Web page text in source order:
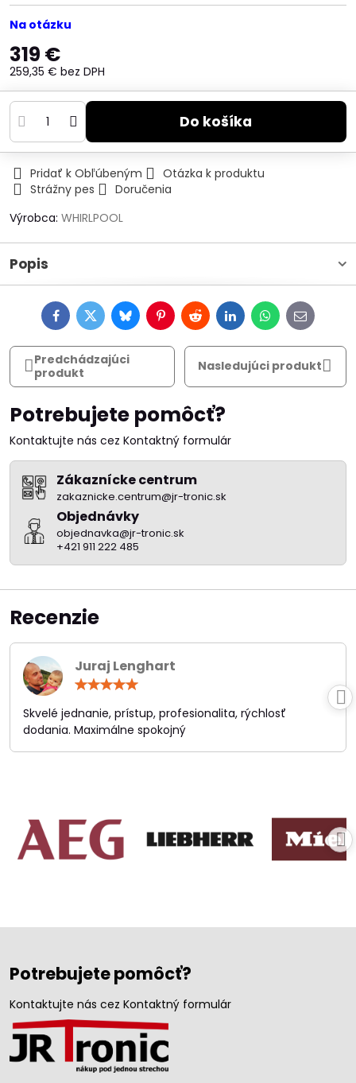
Na otázku
319 €
259,35 € bez DPH
Do košíka
Pridať k Obľúbeným
Otázka k produktu
Strážny pes
Doručenia
Výrobca: WHIRLPOOL
Popis
FacebookTwitterBlueskyPinterestRedditLinkedInWhatsApp
E-
mail
Predchádzajúci
produkt
Nasledujúci produkt
Potrebujete pomôcť?
Kontaktujte nás cez Kontaktný formulár
Zákaznícke centrum
zakaznicke.centrum@jr-tronic.sk
Objednávky
objednavka@jr-tronic.sk
+421 911 222 485
Recenzie
Juraj Lenghart
/
5
Skvelé jednanie, prístup, profesionalita, rýchlosť
dodania. Maximálne spokojný
Potrebujete pomôcť?
Kontaktujte nás cez Kontaktný formulár